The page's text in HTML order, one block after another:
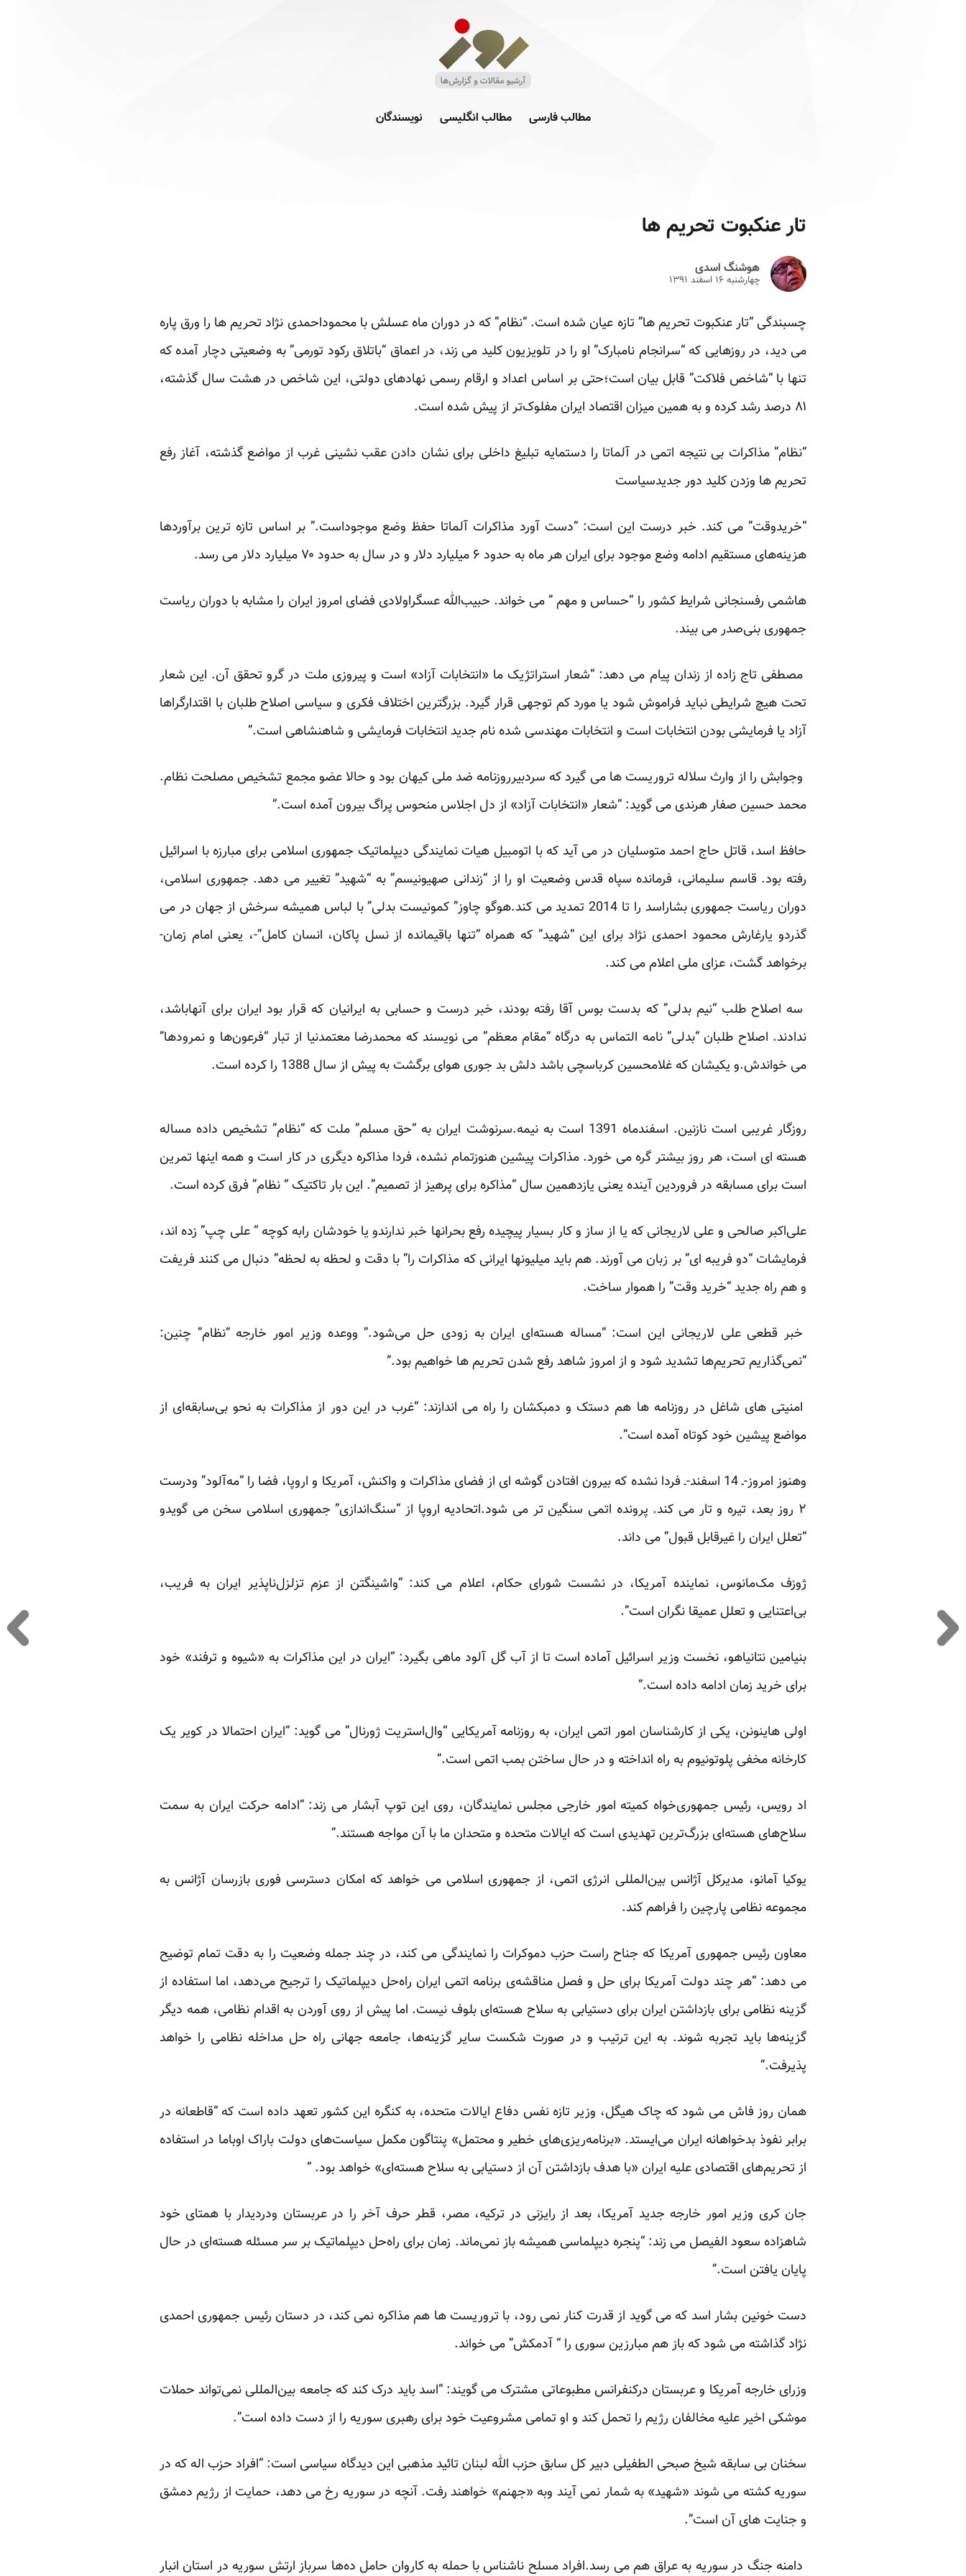
مطالب فارسی مطالب انگلیسی نویسندگان
تار عنکبوت تحریم ها
هوشنگ اسدی
چهارشنبه ۱۶ اسفند ۱۳۹۱
چسبندگی “تار عنکبوت تحریم ها” تازه عیان شده است. “نظام” که در دوران ماه عسلش با محموداحمدی نژاد تحریم ها را ورق پاره
می دید، در روزهایی که “سرانجام نامبارک” او را در تلویزیون کلید می زند، در اعماق “باتلاق رکود تورمی” به وضعیتی دچار آمده که
تنها با “شاخص فلاکت” قابل بیان است؛حتی بر اساس اعداد و ارقام رسمی نهادهای دولتی، این شاخص در هشت سال گذشته،
۸۱ درصد رشد کرده و به همین میزان اقتصاد ایران مفلوک‌تر از پیش شده است.
“نظام” مذاکرات بی نتیجه اتمی در آلماتا را دستمایه تبلیغ داخلی برای نشان دادن عقب نشینی غرب از مواضع گذشته، آغاز رفع
تحریم ها وزدن کلید دور جدیدسیاست
“خریدوقت” می کند. خبر درست این است: “دست آورد مذاکرات آلماتا حفظ وضع موجوداست.” بر اساس تازه ترین برآوردها
هزینه‌های مستقیم ادامه وضع موجود برای ایران هر ماه به حدود ۶ میلیارد دلار و در سال به حدود ۷۰ میلیارد دلار می رسد.
هاشمی رفسنجانی شرایط کشور را “حساس و مهم ” می خواند. حبیب‌الله عسگراولادی فضای امروز ایران را مشابه با دوران ریاست
جمهوری بنی‌صدر می بیند.
مصطفی تاج زاده از زندان پیام می دهد: “شعار استراتژیک ما «انتخابات آزاد» است و پیروزی ملت در گرو تحقق آن. این شعار
تحت هیچ شرایطی نباید فراموش شود یا مورد کم توجهی قرار گیرد. بزرگترین اختلاف فکری و سیاسی اصلاح طلبان با اقتدارگراها
آزاد یا فرمایشی بودن انتخابات است و انتخابات مهندسی شده نام جدید انتخابات فرمایشی و شاهنشاهی است.”
وجوابش را از وارث سلاله تروریست ها می گیرد که سردبیرروزنامه ضد ملی کیهان بود و حالا عضو مجمع تشخیص مصلحت نظام.
محمد حسین صفار هرندی می گوید: “شعار «انتخابات آزاد» از دل اجلاس منحوس پراگ بیرون آمده است.”
حافظ اسد، قاتل حاج احمد متوسلیان در می آید که با اتومبیل هیات نمایندگی دیپلماتیک جمهوری اسلامی برای مبارزه با اسرائیل
رفته بود. قاسم سلیمانی، فرمانده سپاه قدس وضعیت او را از “زندانی صهیونیسم” به “شهید” تغییر می دهد. جمهوری اسلامی،
دوران ریاست جمهوری بشاراسد را تا 2014 تمدید می کند.هوگو چاوز” کمونیست بدلی” با لباس همیشه سرخش از جهان در می
گذردو یارغارش محمود احمدی نژاد برای این “شهید” که همراه “تنها باقیمانده از نسل پاکان، انسان کامل”-، یعنی امام زمان-
برخواهد گشت، عزای ملی اعلام می کند.
سه اصلاح طلب “نیم بدلی” که بدست بوس آقا رفته بودند، خبر درست و حسابی به ایرانیان که قرار بود ایران برای آنهاباشد،
ندادند. اصلاح طلبان “بدلی” نامه التماس به درگاه “مقام معظم” می نویسند که محمدرضا معتمدنیا از تبار “فرعون‌ها و نمرودها”
می خواندش.و یکیشان که غلامحسین کرباسچی باشد دلش بد جوری هوای برگشت به پیش از سال 1388 را کرده است.
روزگار غریبی است نازنین. اسفندماه 1391 است به نیمه.سرنوشت ایران به “حق مسلم” ملت که “نظام” تشخیص داده مساله
هسته ای است، هر روز بیشتر گره می خورد. مذاکرات پیشین هنوزتمام نشده، فردا مذاکره دیگری در کار است و همه اینها تمرین
است برای مسابقه در فروردین آینده یعنی یازدهمین سال “مذاکره برای پرهیز از تصمیم”. این بار تاکتیک “ نظام” فرق کرده است.
علی‌اکبر صالحی و علی لاریجانی که یا از ساز و کار بسیار پیچیده رفع بحرانها خبر ندارندو یا خودشان رابه کوچه “ علی چپ” زده اند،
فرمایشات “دو فریبه ای” بر زبان می آورند. هم باید میلیونها ایرانی که مذاکرات را” با دقت و لحظه به لحظه” دنبال می کنند فریفت
و هم راه جدید “خرید وقت” را هموار ساخت.
خبر قطعی علی لاریجانی این است: “مساله هسته‌ای ایران به زودی حل می‌شود.” ووعده وزیر امور خارجه “نظام” چنین:
“نمی‌گذاریم تحریم‌ها تشدید شود و از امروز شاهد رفع شدن تحریم ها خواهیم بود.”
امنیتی های شاغل در روزنامه ها هم دستک و دمبکشان را راه می اندازند: “غرب در این دور از مذاکرات به نحو بی‌سابقه‌ای از
مواضع پیشین خود کوتاه آمده است”.
وهنوز امروز-ـ 14 اسفند-ـ فردا نشده که بیرون افتادن گوشه ای از فضای مذاکرات و واکنش، آمریکا و اروپا، فضا را “مه‌آلود” ودرست
۲ روز بعد، تیره و تار می کند.
پرونده اتمی سنگین تر می شود.اتحادیه اروپا از “سنگ‌اندازی” جمهوری اسلامی سخن می گویدو
“تعلل ایران را غیرقابل قبول” می داند.
ژوزف مک‌مانوس، نماینده آمریکا، در نشست شورای حکام، اعلام می کند: “واشینگتن از عزم تزلزل‌ناپذیر ایران به فریب‌،
بی‌اعتنایی و تعلل عمیقا نگران است”.
بنیامین نتانیاهو، نخست وزیر اسرائیل آماده است تا از آب گل آلود ماهی بگیرد: “ایران در این مذاکرات به «شیوه و ترفند» خود
برای خرید زمان ادامه داده است.”
اولی هاینونن، یکی از کارشناسان امور اتمی ایران، به روزنامه آمریکایی “وال‌استریت ژورنال” می گوید: “ایران احتمالا در کویر یک
کارخانه مخفی پلوتونیوم به راه انداخته و در حال ساختن بمب اتمی است.”
اد رویس، رئیس جمهوری‌خواه کمیته امور خارجی مجلس نمایندگان، روی این توپ آبشار می زند: “ادامه حرکت ایران به سمت
سلاح‌های هسته‌ای بزرگ‌ترین تهدیدی است که ایالات متحده و متحدان ما با آن مواجه هستند.”
یوکیا آمانو، مدیرکل آژانس بین‌المللی انرژی اتمی، از جمهوری اسلامی می خواهد که امکان دسترسی فوری بازرسان آژانس به
مجموعه نظامی پارچین را فراهم کند.
معاون رئیس جمهوری آمریکا که جناح راست حزب دموکرات را نمایندگی می کند، در چند جمله وضعیت را به دقت تمام توضیح
می دهد: “هر چند دولت آمریکا برای حل و فصل مناقشه‌ی برنامه اتمی ایران راه‌حل دیپلماتیک را ترجیح می‌دهد، اما استفاده از
گزینه نظامی برای بازداشتن ایران برای دستیابی به سلاح هسته‌ای بلوف نیست. اما پیش از روی آوردن به اقدام نظامی، همه دیگر
گزینه‌ها باید تجربه شوند. به این ترتیب و در صورت شکست سایر گزینه‌ها، جامعه جهانی راه حل مداخله نظامی را خواهد
پذیرفت.”
همان روز فاش می شود که چاک هیگل، وزیر تازه نفس دفاع ایالات متحده، به کنگره این کشور تعهد داده است که “قاطعانه در
برابر نفوذ بدخواهانه ایران می‌ایستد. «برنامه‌ریزی‌های خطیر و محتمل» پنتاگون مکمل سیاست‌های دولت باراک اوباما در استفاده
از تحریم‌های اقتصادی علیه ایران «با هدف بازداشتن آن از دستیابی به سلاح هسته‌ای» خواهد بود. “
جان کری وزیر امور خارجه جدید آمریکا، بعد از رایزنی در ترکیه، مصر، قطر حرف آخر را در عربستان ودردیدار با همتای خود
شاهزاده سعود الفیصل می زند: “پنجره دیپلماسی همیشه باز نمی‌ماند. زمان برای راه‌حل دیپلماتیک بر سر مسئله هسته‌ای در حال
پایان یافتن است.”
دست خونین بشار اسد که می گوید از قدرت کنار نمی رود، با تروریست ها هم مذاکره نمی کند، در دستان رئیس جمهوری احمدی
نژاد گذاشته می شود که باز هم مبارزین سوری را “ آدمکش” می خواند.
وزرای خارجه آمریکا و عربستان درکنفرانس مطبوعاتی مشترک می گویند: “اسد باید درک کند که جامعه بین‌المللی نمی‌تواند حملات
موشکی اخیر علیه مخالفان رژیم را تحمل کند و او تمامی مشروعیت خود برای رهبری سوریه را از دست داده است”.
سخنان بی سابقه شیخ صبحی الطفیلی دبیر کل سابق حزب الله لبنان تائید مذهبی این دیدگاه سیاسی است: “افراد حزب اله که در
سوریه کشته می شوند «شهید» به شمار نمی آیند وبه «جهنم» خواهند رفت. آنچه در سوریه رخ می دهد، حمایت از رژیم دمشق
و جنایت های آن است”.
دامنه جنگ در سوریه به عراق هم می رسد.افراد مسلح نا‌شناس با حمله به کاروان حامل ده‌ها سرباز ارتش سوریه در استان انبار